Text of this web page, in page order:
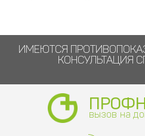
ИМЕЮТСЯ
КОНСУЛЬТАЦИЯ
вызов на